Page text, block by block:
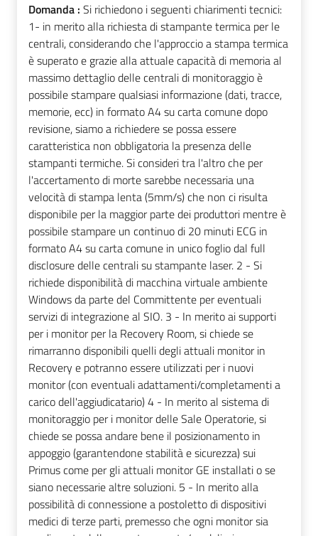
Domanda : Si richiedono i seguenti chiarimenti tecnici:
1- in merito alla richiesta di stampante termica per le
centrali, considerando che l'approccio a stampa termica
è superato e grazie alla attuale capacità di memoria al
massimo dettaglio delle centrali di monitoraggio è
possibile stampare qualsiasi informazione (dati, tracce,
memorie, ecc) in formato A4 su carta comune dopo
revisione, siamo a richiedere se possa essere
caratteristica non obbligatoria la presenza delle
stampanti termiche. Si consideri tra l'altro che per
l'accertamento di morte sarebbe necessaria una
velocità di stampa lenta (5mm/s) che non ci risulta
disponibile per la maggior parte dei produttori mentre è
possibile stampare un continuo di 20 minuti ECG in
formato A4 su carta comune in unico foglio dal full
disclosure delle centrali su stampante laser. 2 - Si
richiede disponibilità di macchina virtuale ambiente
Windows da parte del Committente per eventuali
servizi di integrazione al SIO. 3 - In merito ai supporti
per i monitor per la Recovery Room, si chiede se
rimarranno disponibili quelli degli attuali monitor in
Recovery e potranno essere utilizzati per i nuovi
monitor (con eventuali adattamenti/completamenti a
carico dell'aggiudicatario) 4 - In merito al sistema di
monitoraggio per i monitor delle Sale Operatorie, si
chiede se possa andare bene il posizionamento in
appoggio (garantendone stabilità e sicurezza) sui
Primus come per gli attuali monitor GE installati o se
siano necessarie altre soluzioni. 5 - In merito alla
possibilità di connessione a postoletto di dispositivi
medici di terze parti, premesso che ogni monitor sia